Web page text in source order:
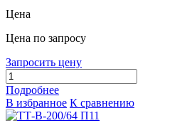
Цена
Цена по запросу
Запросить цену
Подробнее
В избранное К сравнению